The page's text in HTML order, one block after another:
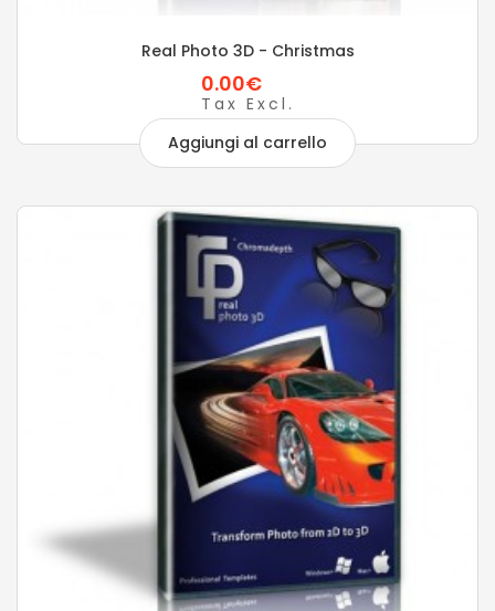
Real Photo 3D - Christmas
0.00€
Tax Excl.
Aggiungi al carrello